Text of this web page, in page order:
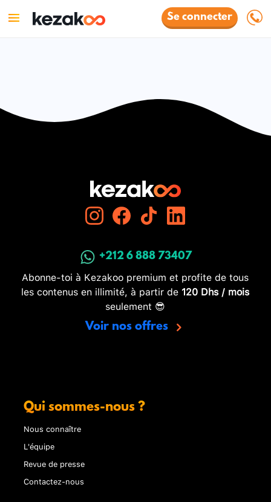
Se connecter
+212 6 888 73407
Abonne-toi à Kezakoo premium et profite de tous
les contenus en illimité, à partir de 120 Dhs / mois
seulement 😎
Voir nos offres
Qui sommes-nous ?
Nous connaître
L'équipe
Revue de presse
Contactez-nous